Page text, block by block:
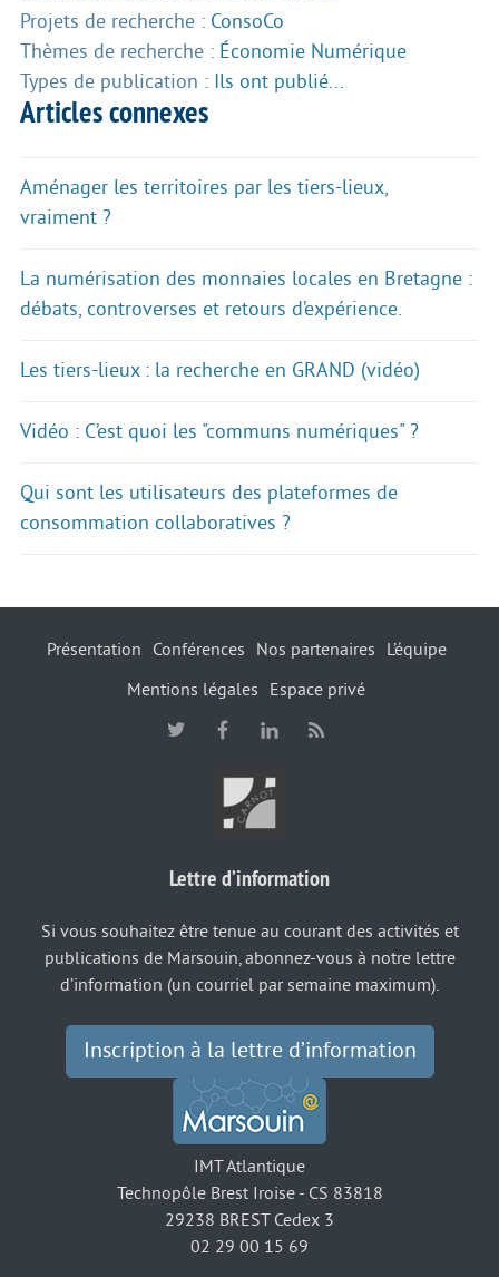
Projets de recherche : ConsoCo
Thèmes de recherche : Économie Numérique
Types de publication : Ils ont publié...
Articles connexes
Aménager les territoires par les tiers-lieux,
vraiment ?
La numérisation des monnaies locales en Bretagne :
débats, controverses et retours d’expérience.
Les tiers-lieux : la recherche en GRAND (vidéo)
Vidéo : C’est quoi les "communs numériques" ?
Qui sont les utilisateurs des plateformes de
consommation collaboratives ?
Présentation Conférences Nos partenaires
L’équipe
Mentions légales
Espace privé
Lettre d’information
Si vous souhaitez être tenue au courant des activités et
publications de Marsouin, abonnez-vous à notre lettre
d’information (un courriel par semaine maximum).
Inscription à la lettre d’information
IMT Atlantique
Technopôle Brest Iroise - CS 83818
29238 BREST Cedex 3
02 29 00 15 69